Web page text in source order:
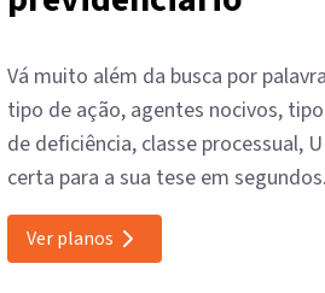
Vá muito além da busca por
tipo de ação, agentes nocivos,
de deficiência, classe processual,
certa para a sua tese em segundos.
Ver planos